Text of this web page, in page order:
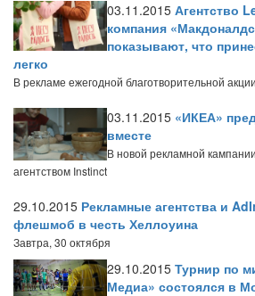
03.11.2015 Агентство
компания
показывают, что
легко
В рекламе ежегодной благотворительной
03.11.2015 «ИКЕА»
вместе
В новой рекламной
агентством Instinct
29.10.2015 Рекламные агентства и
флешмоб в честь Хеллоуина
Завтра, 30 октября
29.10.2015 Турнир по
Медиа» состоялся в